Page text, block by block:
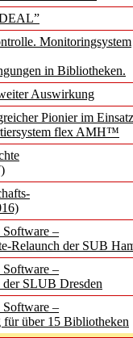
Monitoringsystem
in Bibliotheken.
Auswirkung
Pionier im
flex AMH™
Software –
Relaunch der SUB
Software –
SLUB Dresden
Software –
über 15 Bibliotheken
von
Welt
bis
in der
Media